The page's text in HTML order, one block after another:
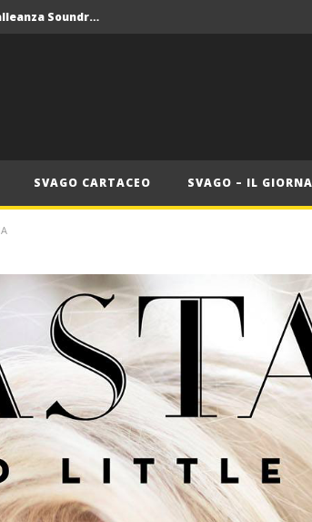
Crolla il monopolio Siae con alleanza Soundreef – LEA
Crolla il monopolio Siae con alleanza Soundreef – LEA
SVAGO CARTACEO SVAGO – IL